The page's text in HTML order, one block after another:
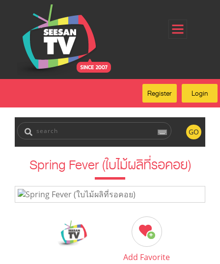
Register
Login
Forgot Password
FAQ
Login
Register
GO
Spring Fever (ใบไม้ผลิที่รอคอย)
Add Favorite